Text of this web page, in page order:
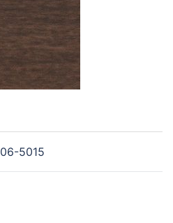
06-5015